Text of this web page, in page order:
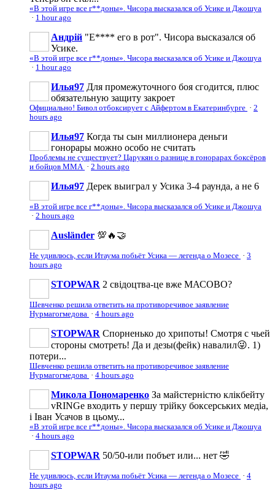
«В этой игре все г**доны». Чисора высказался об Усике и Джошуа
· 1 hour ago
Андрій "Е**** его в рот". Чисора высказался об
Усике.
«В этой игре все г**доны». Чисора высказался об Усике и Джошуа
· 1 hour ago
Илья97 Для промежуточного боя сгодится, плюс
обязательную защиту закроет
Официально! Бивол отбоксирует с Айфертом в Екатеринбурге · 2
hours ago
Илья97 Когда ты сын миллионера деньги
гонорары можно особо не считать
Проблемы не существует? Царукян о разнице в гонорарах боксёров
и бойцов ММА · 2 hours ago
Илья97 Дерек выиграл у Усика 3-4 раунда, а не 6
«В этой игре все г**доны». Чисора высказался об Усике и Джошуа
· 2 hours ago
Ausländer 💯🔥🤝
Не удивлюсь, если Итаума побьёт Усика — легенда о Мозесе · 3
hours ago
STOPWAR 2 свiдоцтва-це вже МАСОВО?
Шевченко решила ответить на противоречивое заявление
Нурмагогмедова · 4 hours ago
STOPWAR Спорненько до хрипоты! Смотря с чьей
стороны смотреть! Да и дезы(фейк) навалил😜. 1)
потери...
Шевченко решила ответить на противоречивое заявление
Нурмагогмедова · 4 hours ago
Микола Пономаренко За майстерністю клікбейту
vRINGe входить у першу трійку боксерських медіа,
і Іван Усачов в цьому...
«В этой игре все г**доны». Чисора высказался об Усике и Джошуа
· 4 hours ago
STOPWAR 50/50-или побъет или... нет 🤣
Не удивлюсь, если Итаума побьёт Усика — легенда о Мозесе · 4
hours ago